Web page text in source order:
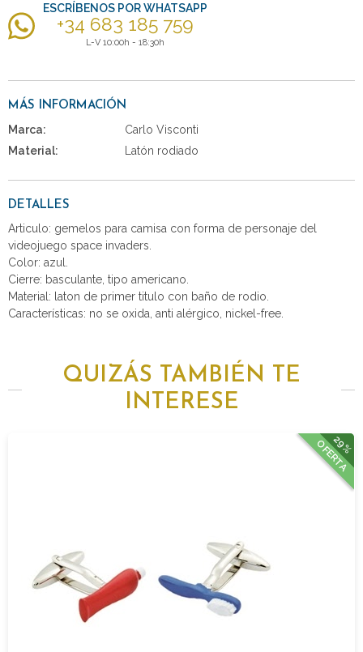
ESCRÍBENOS POR WHATSAPP
+34 683 185 759
L-V 10:00h - 18:30h
MÁS INFORMACIÓN
Marca:
Carlo Visconti
Material:
Latón rodiado
DETALLES
Articulo: gemelos para camisa con forma de personaje del
videojuego space invaders.
Color: azul.
Cierre: basculante, tipo americano.
Material: laton de primer titulo con baño de rodio.
Características: no se oxida, anti alérgico, nickel-free.
QUIZÁS TAMBIÉN TE
INTERESE
29%
OFERTA